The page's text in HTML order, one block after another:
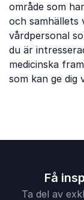
område som
och samhällets
vårdpersonal
du är
medicinska
som kan ge dig
Få
Ta del av